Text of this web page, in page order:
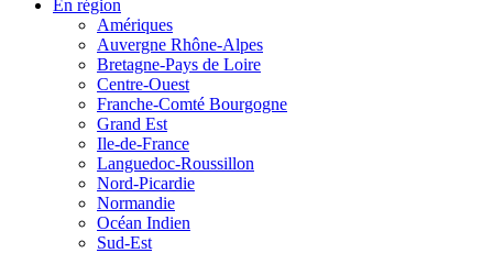
En région
Amériques
Auvergne Rhône-Alpes
Bretagne-Pays de Loire
Centre-Ouest
Franche-Comté Bourgogne
Grand Est
Ile-de-France
Languedoc-Roussillon
Nord-Picardie
Normandie
Océan Indien
Sud-Est